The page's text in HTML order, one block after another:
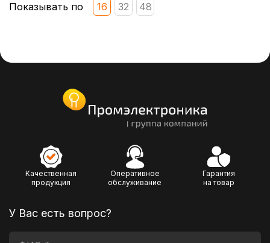
Показывать по 16 32 48
Качественная
продукция
Оперативное
обслуживание
Гарантия
на товар
У Вас есть вопрос?